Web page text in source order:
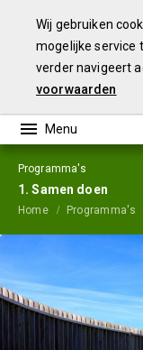
Wij gebruiken
mogelijke service
verder navigeert
voorwaarden
Programma's
1. Samen doen
Home Programma's